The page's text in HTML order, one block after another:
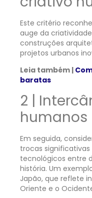
Este critério
auge da
construções
projetos urbanos
Leia também |
baratas
2 |
humanos
Em seguida,
trocas
tecnológicos entre
história. Um
Japão, que reflete
Oriente e o